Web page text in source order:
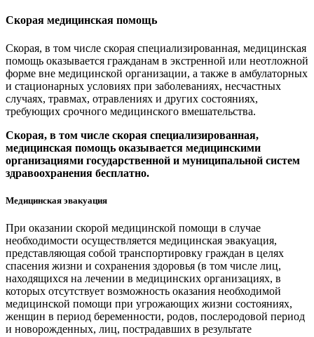
Скорая медицинская помощь
Скорая, в том числе скорая специализированная, медицинская
помощь оказывается гражданам в экстренной или неотложной
форме вне медицинской организации, а также в амбулаторных
и стационарных условиях при заболеваниях, несчастных
случаях, травмах, отравлениях и других состояниях,
требующих срочного медицинского вмешательства.
Скорая, в том числе скорая специализированная,
медицинская помощь оказывается медицинскими
организациями государственной и муниципальной систем
здравоохранения бесплатно.
Медицинская эвакуация
При оказании скорой медицинской помощи в случае
необходимости осуществляется медицинская эвакуация,
представляющая собой транспортировку граждан в целях
спасения жизни и сохранения здоровья (в том числе лиц,
находящихся на лечении в медицинских организациях, в
которых отсутствует возможность оказания необходимой
медицинской помощи при угрожающих жизни состояниях,
женщин в период беременности, родов, послеродовой период
и новорожденных, лиц, пострадавших в результате